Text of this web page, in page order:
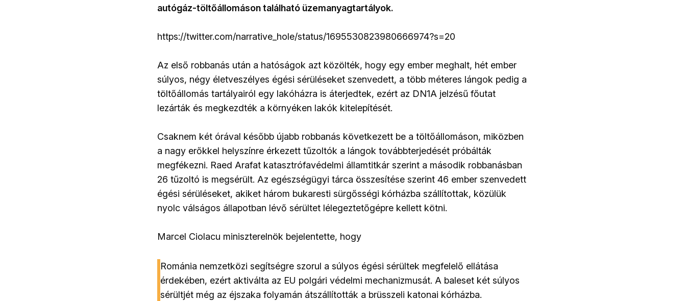
autógáz-töltőállomáson található üzemanyagtartályok.
https://twitter.com/narrative_hole/status/1695530823980666974?s=20
Az első robbanás után a hatóságok azt közölték, hogy egy ember meghalt, hét ember
súlyos, négy életveszélyes égési sérüléseket szenvedett, a több méteres lángok pedig a
töltőállomás tartályairól egy lakóházra is áterjedtek, ezért az DN1A jelzésű főutat
lezárták és megkezdték a környéken lakók kitelepítését.
Csaknem két órával később újabb robbanás következett be a töltőállomáson, miközben
a nagy erőkkel helyszínre érkezett tűzoltók a lángok továbbterjedését próbálták
megfékezni. Raed Arafat katasztrófavédelmi államtitkár szerint a második robbanásban
26 tűzoltó is megsérült. Az egészségügyi tárca összesítése szerint 46 ember szenvedett
égési sérüléseket, akiket három bukaresti sürgősségi kórházba szállítottak, közülük
nyolc válságos állapotban lévő sérültet lélegeztetőgépre kellett kötni.
Marcel Ciolacu miniszterelnök bejelentette, hogy
Románia nemzetközi segítségre szorul a súlyos égési sérültek megfelelő ellátása
érdekében, ezért aktiválta az EU polgári védelmi mechanizmusát. A baleset két súlyos
sérültjét még az éjszaka folyamán átszállították a brüsszeli katonai kórházba.